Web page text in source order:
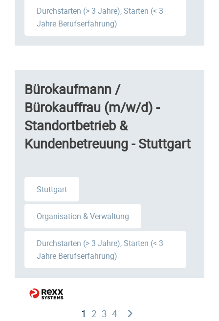
Durchstarten (> 3 Jahre), Starten (< 3
Jahre Berufserfahrung)
Bürokaufmann /
Bürokauffrau (m/w/d) -
Standortbetrieb &
Kundenbetreuung - Stuttgart
Stuttgart
Organisation & Verwaltung
Durchstarten (> 3 Jahre), Starten (< 3
Jahre Berufserfahrung)
1 2 3 4